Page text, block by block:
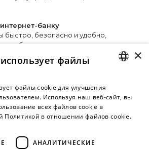
банку
быстро, безопасно и удобно,
банку.
Свяжитесь с нами по
содержит откровенную сексуальную
и изо.
ПРОДОЛЖАЙТЕ
RUSSIAN
×
файлы
файлы cookie для улучшения
Используя наш веб-сайт, вы
всех файлов cookie в
Политикой в ​​отношении файлов cookie.
АНАЛИТИЧЕСКИЕ